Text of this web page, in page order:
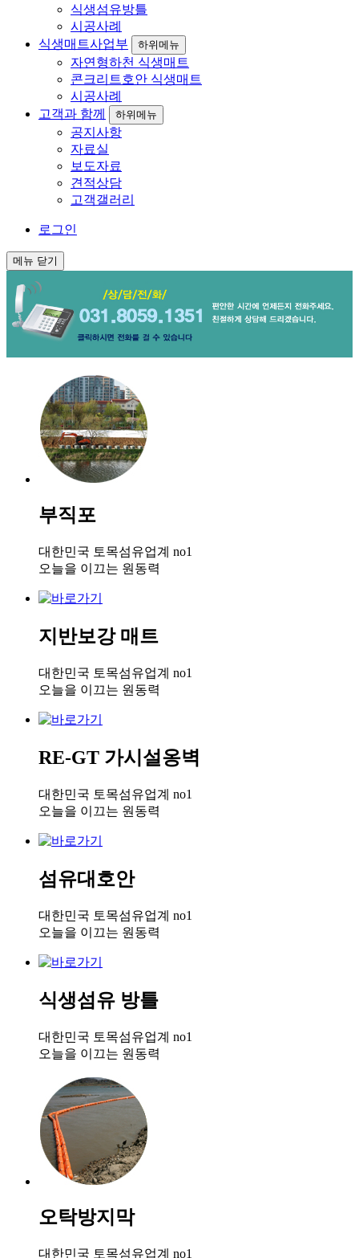
식생섬유방틀
시공사례
식생매트사업부
하위메뉴
자연형하천 식생매트
콘크리트호안 식생매트
시공사례
고객과 함께
하위메뉴
공지사항
자료실
보도자료
견적상담
고객갤러리
로그인
메뉴 닫기
부직포
대한민국 토목섬유업계 no1
오늘을 이끄는 원동력
지반보강 매트
대한민국 토목섬유업계 no1
오늘을 이끄는 원동력
RE-GT 가시설옹벽
대한민국 토목섬유업계 no1
오늘을 이끄는 원동력
섬유대호안
대한민국 토목섬유업계 no1
오늘을 이끄는 원동력
식생섬유 방틀
대한민국 토목섬유업계 no1
오늘을 이끄는 원동력
오탁방지막
대한민국 토목섬유업계 no1